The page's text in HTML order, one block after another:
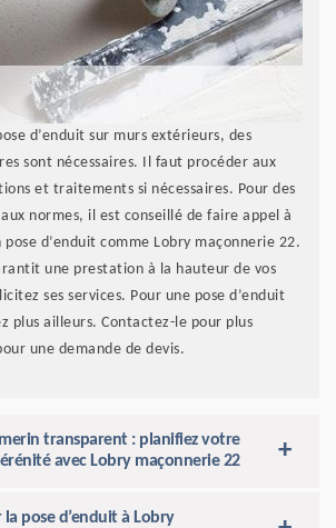
d’enduit sur murs extérieurs, des
sont nécessaires. Il faut procéder aux
et traitements si nécessaires. Pour des
normes, il est conseillé de faire appel à
d’enduit comme Lobry maçonnerie 22.
une prestation à la hauteur de vos
ses services. Pour une pose d’enduit
plus ailleurs. Contactez-le pour plus
une demande de devis.
transparent : planifiez votre
avec Lobry maçonnerie 22
pose d’enduit à Lobry